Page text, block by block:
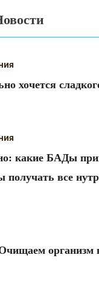
хочется
какие БАДы
получать все
организм